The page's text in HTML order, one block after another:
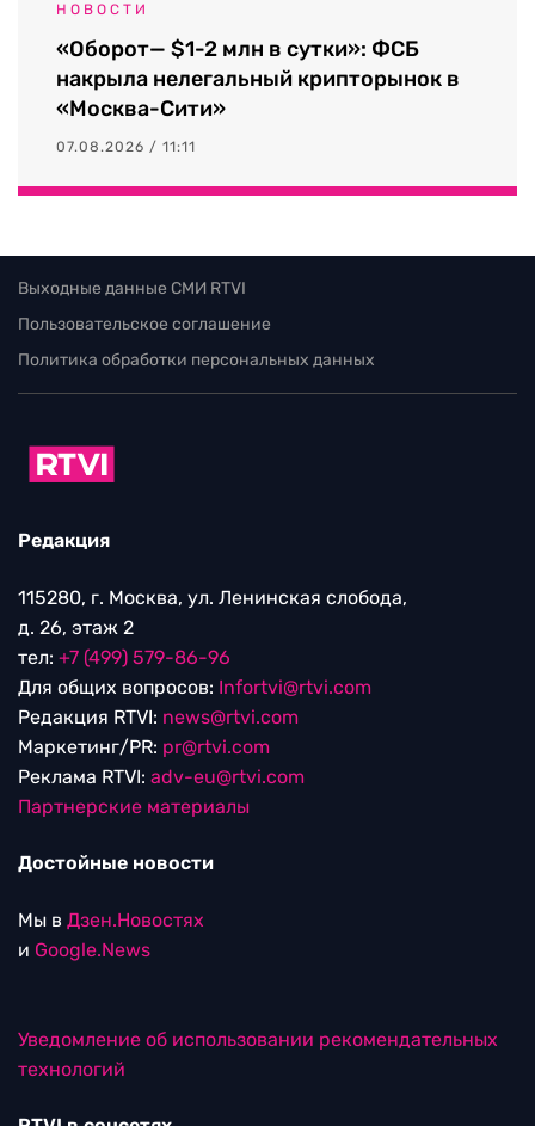
НОВОСТИ
«Оборот— $1-2 млн в сутки»: ФСБ
накрыла нелегальный крипторынок в
«Москва-Сити»
07.08.2026 / 11:11
Выходные данные СМИ RTVI
Пользовательское соглашение
Политика обработки персональных данных
Редакция
115280, г. Москва, ул. Ленинская слобода,
д. 26, этаж 2
тел: +7 (499) 579-86-96
Для общих вопросов: Infortvi@rtvi.com
Редакция RTVI: news@rtvi.com
Маркетинг/PR: pr@rtvi.com
Реклама RTVI: adv-eu@rtvi.com
Партнерские материалы
Достойные новости
Мы в Дзен.Новостях
и Google.News
Уведомление об использовании рекомендательных
технологий